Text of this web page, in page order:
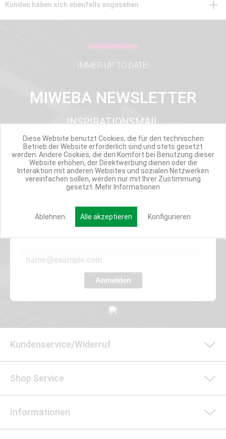
Kunden haben sich ebenfalls angesehen
IMMER UP TO DATE!
MIWEBA NEWSLETTER
INSPIRATIONSMAIL
PRODUKTUPDATES
TOP INFORMIERT
ANGEBOTE
Verpasse nie wieder exklusive Newsletter-Rabatte und Aktionen
Anmelden
Kundenservice/Widerruf
Shop Service
Informationen
Diese Website benutzt Cookies, die für den technischen
Betrieb der Website erforderlich sind und stets gesetzt
werden. Andere Cookies, die den Komfort bei Benutzung dieser
Website erhöhen, der Direktwerbung dienen oder die
Interaktion mit anderen Websites und sozialen Netzwerken
vereinfachen sollen, werden nur mit Ihrer Zustimmung
gesetzt. Mehr Informationen
Ablehnen Alle akzeptieren Konfigurieren